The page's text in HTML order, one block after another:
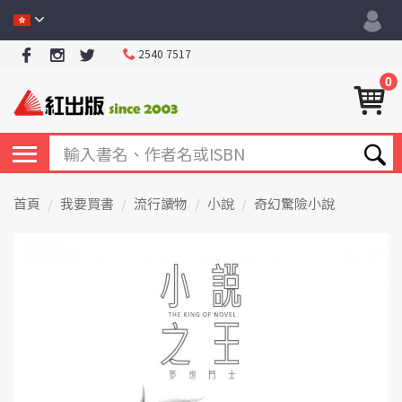
2540 7517
0
首頁 我要買書 流行讀物 小說 奇幻驚險小說